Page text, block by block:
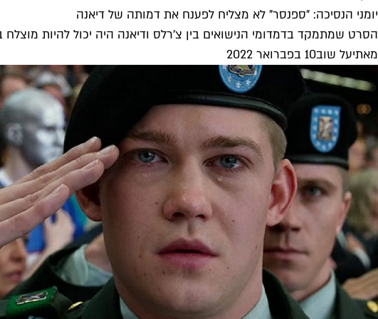
יומני הנסיכה: "ספנסר" לא מצליח לפענח את דמותה של דיאנה
הסרט שמתמקד בדמדומי הנישואים בין צ'רלס ודיאנה היה יכול להיות
מאתיעל שוב10 בפברואר 2022